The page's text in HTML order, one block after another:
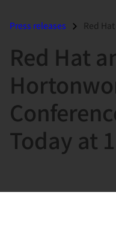
の
て
Press releases Red Hat and
Red Hat
Today at